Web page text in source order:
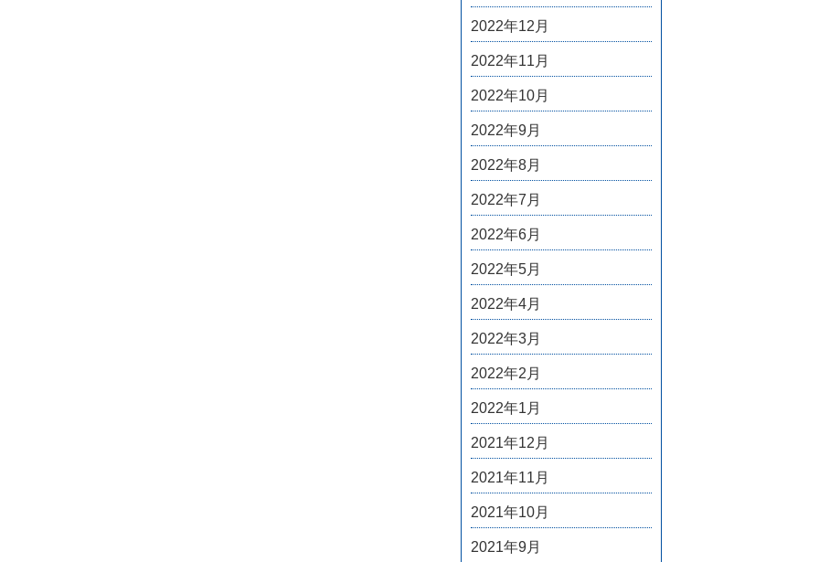
2022年12月
2022年11月
2022年10月
2022年9月
2022年8月
2022年7月
2022年6月
2022年5月
2022年4月
2022年3月
2022年2月
2022年1月
2021年12月
2021年11月
2021年10月
2021年9月